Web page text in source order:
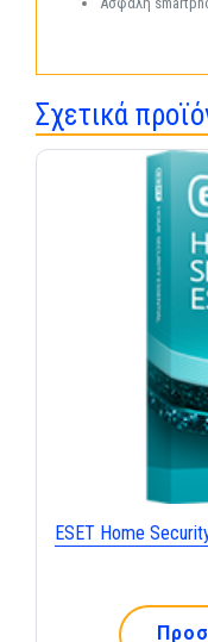
Σχετικά
ESET Home